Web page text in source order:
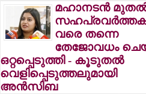
മഹാനടന്‍
വരെ തന്നെ
തേജോവധം
ഒറ്റപ്പെടുത്തി - കൂടുതല്‍
വെളിപ്പെടുത്തലുമായി
അന്‍സിബ